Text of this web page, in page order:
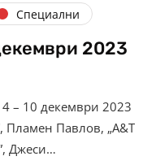
Специални
2023
– 10 декември 2023
Пламен Павлов, „A&T
Джеси…